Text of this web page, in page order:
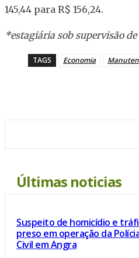
145,44 para R$ 156,24.
*estagiária sob supervisão
TAGS Economia
Últimas noticias
Suspeito de homicídio e
preso em operação da
Civil em Angra